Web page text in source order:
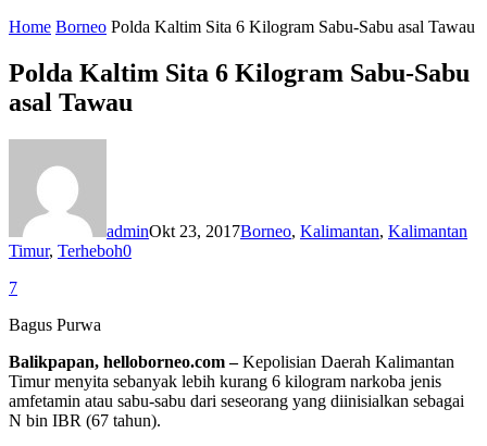
Home Borneo Polda Kaltim Sita 6 Kilogram Sabu-Sabu asal Tawau
Polda Kaltim Sita 6 Kilogram Sabu-Sabu
asal Tawau
adminOkt 23, 2017Borneo, Kalimantan, Kalimantan
Timur, Terheboh0
7
Bagus Purwa
Balikpapan, helloborneo.com –Kepolisian Daerah Kalimantan
Timur menyita sebanyak lebih kurang 6 kilogram narkoba jenis
amfetamin atau sabu-sabu dari seseorang yang diinisialkan sebagai
N bin IBR (67 tahun).